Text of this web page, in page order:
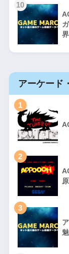
10
界
アーケード
1
2
3